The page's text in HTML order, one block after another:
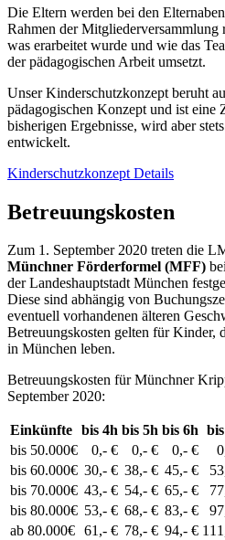
Die Eltern werden bei den
Rahmen der Mitgliederversammlung
was erarbeitet wurde und wie das
der pädagogischen Arbeit umsetzt.
Unser Kinderschutzkonzept beruht
pädagogischen Konzept und ist eine
bisherigen Ergebnisse, wird aber
entwickelt.
Kinderschutzkonzept Details
Betreuungskosten
Zum 1. September 2020 treten die
Münchner Förderformel (MFF)
der Landeshauptstadt München
Diese sind abhängig von
eventuell vorhandenen älteren
Betreuungskosten gelten für Kinder,
in München leben.
Betreuungskosten für Münchner
September 2020:
Einkünfte bis 4h bis 5h bis 6h
bis 50.000€
0,- € 0,- € 0,- €
bis 60.000€ 30,- € 38,- € 45,- €
bis 70.000€ 43,- € 54,- € 65,- €
bis 80.000€ 53,- € 68,- € 83,- €
ab 80.000€ 61,- € 78,- € 94,- €